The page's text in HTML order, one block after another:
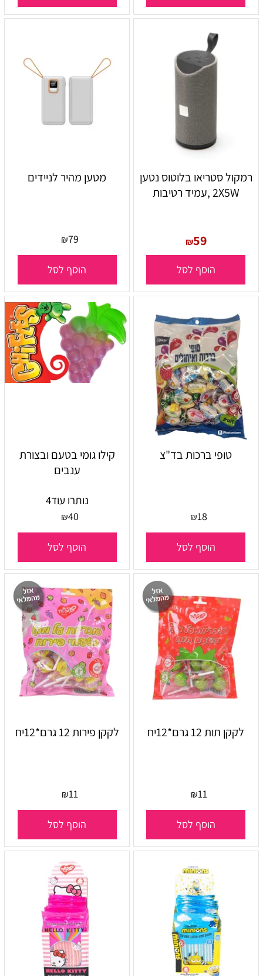
רמקול סטריאו בלוטוס נטען
2X5W ,עמיד רטיבות
₪59
הוסף לסל
מטען מהיר לניידים
₪79
הוסף לסל
טופי ברכות בד"צ
₪18
הוסף לסל
קילו גומי בטעם ובצורת
ענבים
נותרו עוד4
₪40
הוסף לסל
לקקן תות 12 גרם*12יח
₪11
הוסף לסל
לקקן פירות 12 גרם*12יח
₪11
הוסף לסל